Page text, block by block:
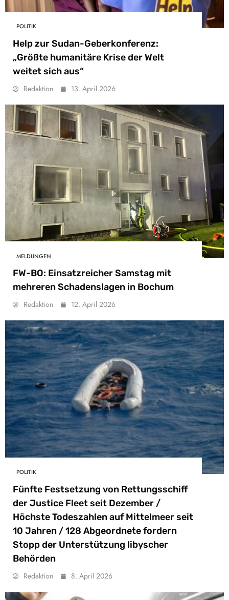
POLITIK
Help zur Sudan-Geberkonferenz:
„Größte humanitäre Krise der Welt
weitet sich aus“
Redaktion 13. April 2026
MELDUNGEN
FW-BO: Einsatzreicher Samstag mit
mehreren Schadenslagen in Bochum
Redaktion 12. April 2026
POLITIK
Fünfte Festsetzung von Rettungsschiff
der Justice Fleet seit Dezember /
Höchste Todeszahlen auf Mittelmeer seit
10 Jahren / 128 Abgeordnete fordern
Stopp der Unterstützung libyscher
Behörden
Redaktion 8. April 2026